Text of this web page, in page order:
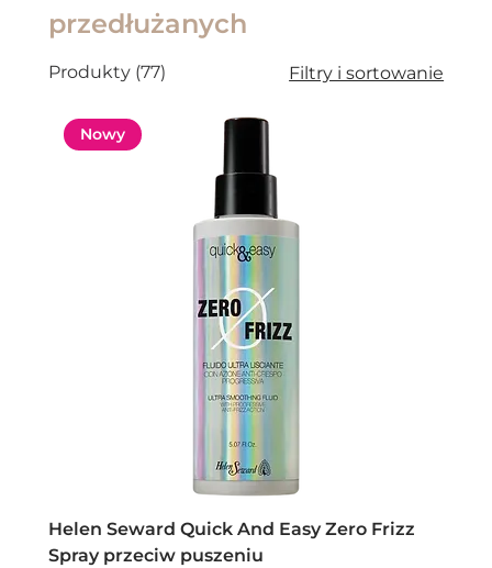
przedłużanych
Produkty (77) Filtry i sortowanie
Nowy
Helen Seward Quick And Easy Zero Frizz
Spray przeciw puszeniu